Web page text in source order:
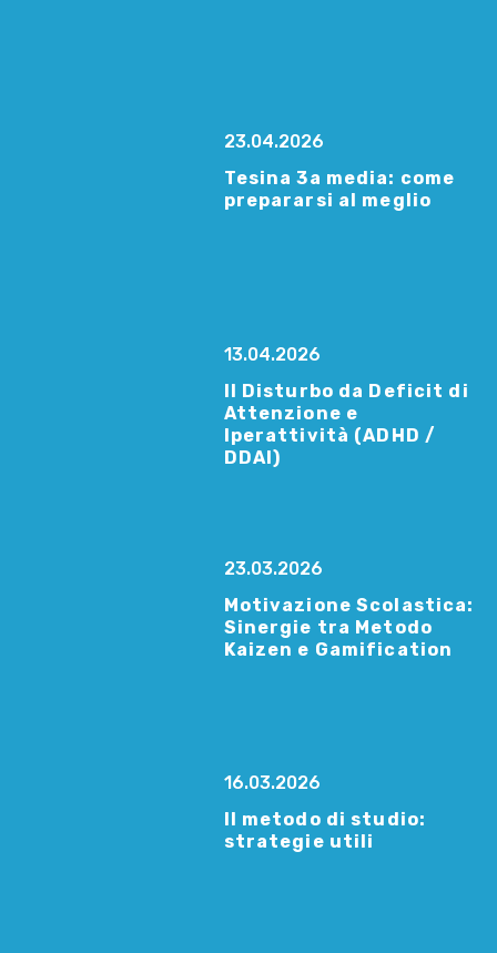
23.04.2026
Tesina 3a media: come
prepararsi al meglio
13.04.2026
Il Disturbo da Deficit di
Attenzione e
Iperattività (ADHD /
DDAI)
23.03.2026
Motivazione Scolastica:
Sinergie tra Metodo
Kaizen e Gamification
16.03.2026
Il metodo di studio:
strategie utili